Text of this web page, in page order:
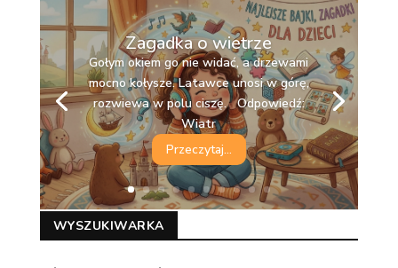
Zagadka o wietrze
Gołym okiem go nie widać, a drzewami
mocno kołysze. Latawce unosi w górę,
rozwiewa w polu ciszę. Odpowiedź:
Wiatr
Przeczytaj...
WYSZUKIWARKA